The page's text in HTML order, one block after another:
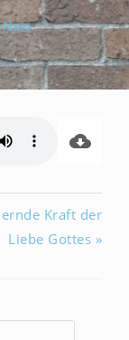
Kraft der
Liebe Gottes »